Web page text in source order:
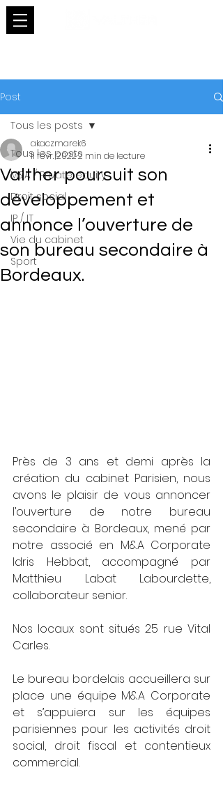
Post
Tous les posts
M&A / Private equity
Droit social
IP / IT
Vie du cabinet
Sport
Tous les posts
Valther poursuit son
développement et
annonce l’ouverture de
son bureau secondaire à
Bordeaux.
akaczmarek6
11 févr. 20222 min de lecture
Près de 3 ans et demi après la
création du cabinet Parisien, nous
avons le plaisir de vous annoncer
l’ouverture de notre bureau
secondaire à Bordeaux, mené par
notre associé en M&A Corporate
Idris Hebbat, accompagné par
Matthieu Labat Labourdette,
collaborateur senior.
Nos locaux sont situés 25 rue Vital
Carles.
Le bureau bordelais accueillera sur
place une équipe M&A Corporate
et s’appuiera sur les équipes
parisiennes pour les activités droit
social, droit fiscal et contentieux
commercial.